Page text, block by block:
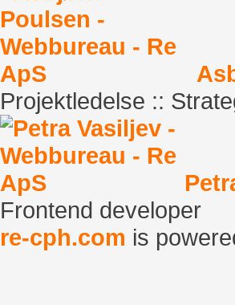
Projektledelse ::
Frontend developer
re-cph.com is